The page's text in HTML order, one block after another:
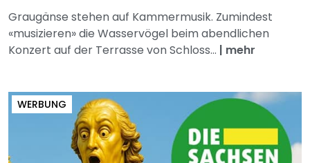
Graugänse stehen auf Kammermusik. Zumindest
«musizieren» die Wasservögel beim abendlichen
Konzert auf der Terrasse von Schloss... | mehr
WERBUNG